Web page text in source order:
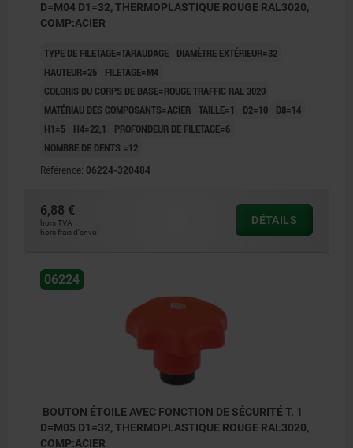
D=M04 D1=32, THERMOPLASTIQUE ROUGE RAL3020,
COMP:ACIER
TYPE DE FILETAGE=TARAUDAGE
DIAMÈTRE EXTÉRIEUR=32
HAUTEUR=25
FILETAGE=M4
COLORIS DU CORPS DE BASE=ROUGE TRAFFIC RAL 3020
MATÉRIAU DES COMPOSANTS=ACIER TAILLE=1 D2=10
D8=14
H1=5
H4=22,1
PROFONDEUR DE FILETAGE=6
NOMBRE DE DENTS =12
Référence: 06224-320484
6,88 €
hors TVA
hors frais d’envoi
DÉTAILS
06224
BOUTON ÉTOILE AVEC FONCTION DE SÉCURITÉ T. 1
D=M05 D1=32, THERMOPLASTIQUE ROUGE RAL3020,
COMP:ACIER